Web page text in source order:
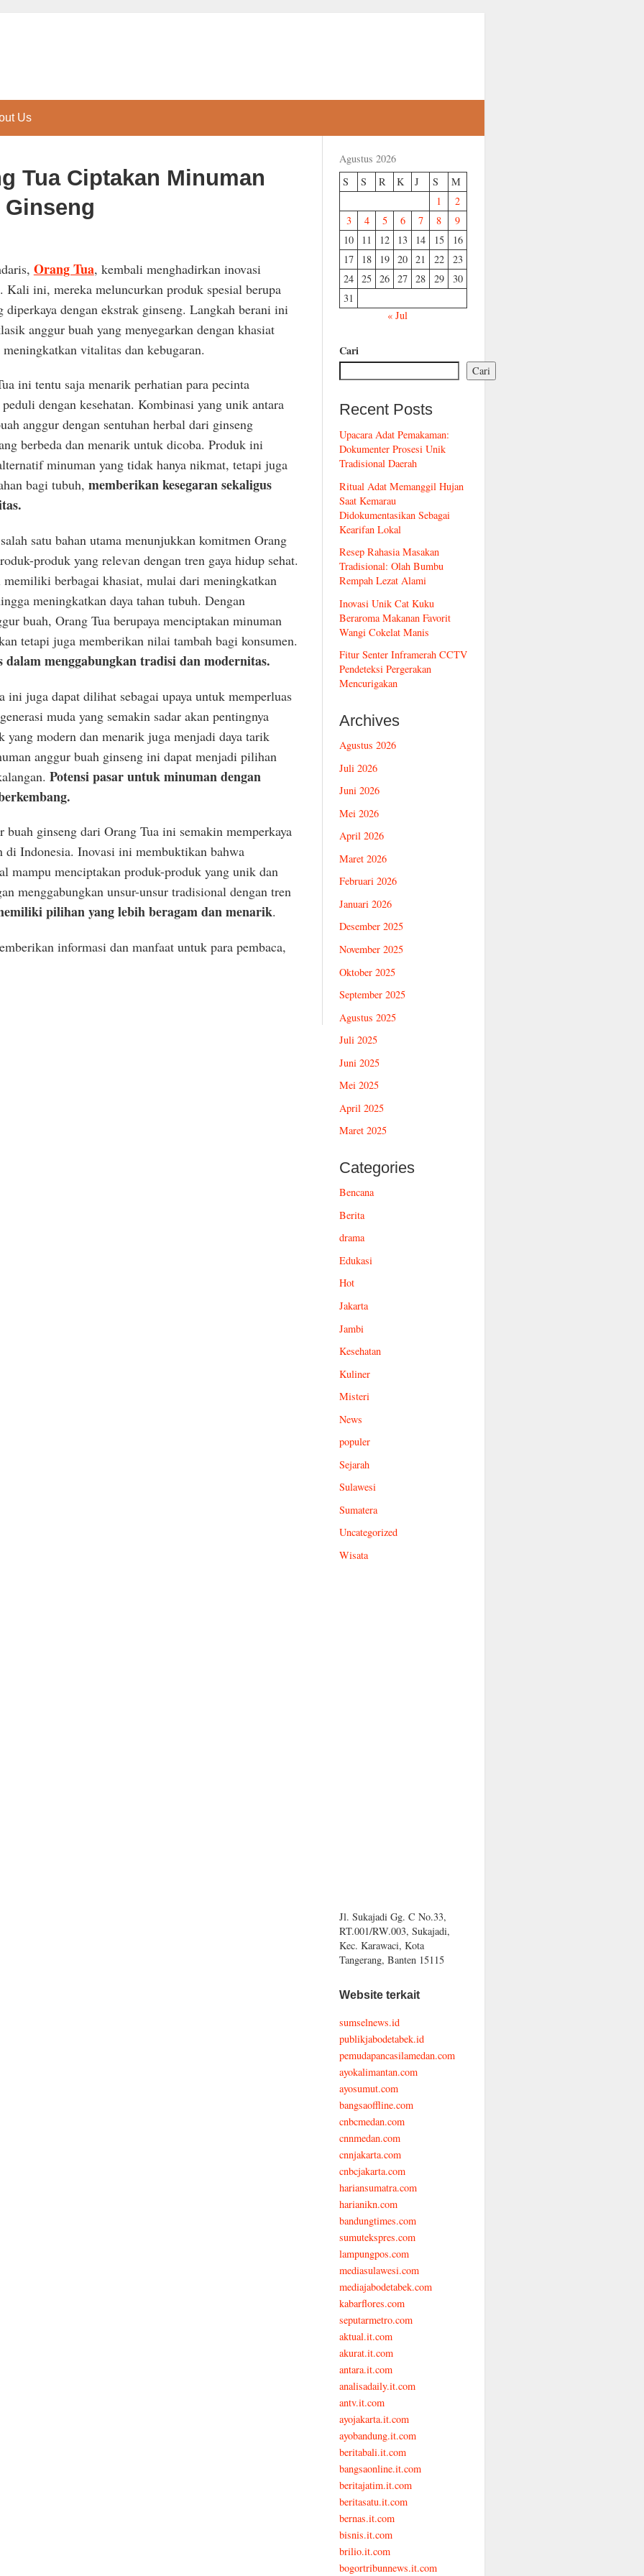
Us
Tua Ciptakan Minuman
Orang Tua, kembali menghadirkan inovasi
Kali ini, mereka meluncurkan produk spesial berupa
diperkaya dengan ekstrak ginseng. Langkah berani ini
anggur buah yang menyegarkan dengan khasiat
vitalitas dan kebugaran.
ini tentu saja menarik perhatian para pecinta
dengan kesehatan. Kombinasi yang unik antara
anggur dengan sentuhan herbal dari ginseng
berbeda dan menarik untuk dicoba. Produk ini
minuman yang tidak hanya nikmat, tetapi juga
bagi tubuh, memberikan kesegaran sekaligus
satu bahan utama menunjukkan komitmen Orang
produk yang relevan dengan tren gaya hidup sehat.
berbagai khasiat, mulai dari meningkatkan
meningkatkan daya tahan tubuh. Dengan
buah, Orang Tua berupaya menciptakan minuman
tetapi juga memberikan nilai tambah bagi konsumen.
menggabungkan tradisi dan modernitas.
ini juga dapat dilihat sebagai upaya untuk memperluas
muda yang semakin sadar akan pentingnya
yang modern dan menarik juga menjadi daya tarik
anggur buah ginseng ini dapat menjadi pilihan
Potensi pasar untuk minuman dengan
ginseng dari Orang Tua ini semakin memperkaya
di Indonesia. Inovasi ini membuktikan bahwa
mampu menciptakan produk-produk yang unik dan
menggabungkan unsur-unsur tradisional dengan tren
pilihan yang lebih beragam dan menarik.
informasi dan manfaat untuk para pembaca,
Agustus 2026
S
S R K J S
M
1
2
3
4 5 6 7 8
9
10
11 12 13 14 15
16
17
18 19 20 21 22
23
24 25 26 27 28 29
30
31
« Jul
Cari
Cari
Recent Posts
Upacara Adat Pemakaman:
Dokumenter Prosesi Unik
Tradisional Daerah
Ritual Adat Memanggil Hujan
Saat Kemarau
Didokumentasikan Sebagai
Kearifan Lokal
Resep Rahasia Masakan
Tradisional: Olah Bumbu
Rempah Lezat Alami
Inovasi Unik Cat Kuku
Beraroma Makanan Favorit
Wangi Cokelat Manis
Fitur Senter Inframerah CCTV
Pendeteksi Pergerakan
Mencurigakan
Archives
Agustus 2026
Juli 2026
Juni 2026
Mei 2026
April 2026
Maret 2026
Februari 2026
Januari 2026
Desember 2025
November 2025
Oktober 2025
September 2025
Agustus 2025
Juli 2025
Juni 2025
Mei 2025
April 2025
Maret 2025
Categories
Bencana
Berita
drama
Edukasi
Hot
Jakarta
Jambi
Kesehatan
Kuliner
Misteri
News
populer
Sejarah
Sulawesi
Sumatera
Uncategorized
Wisata
Jl. Sukajadi Gg. C No.33,
RT.001/RW.003, Sukajadi,
Kec. Karawaci, Kota
Tangerang, Banten 15115
Website terkait
sumselnews.id
publikjabodetabek.id
pemudapancasilamedan.com
ayokalimantan.com
ayosumut.com
bangsaoffline.com
cnbcmedan.com
cnnmedan.com
cnnjakarta.com
cnbcjakarta.com
hariansumatra.com
harianikn.com
bandungtimes.com
sumutekspres.com
lampungpos.com
mediasulawesi.com
mediajabodetabek.com
kabarflores.com
seputarmetro.com
aktual.it.com
akurat.it.com
antara.it.com
analisadaily.it.com
antv.it.com
ayojakarta.it.com
ayobandung.it.com
beritabali.it.com
bangsaonline.it.com
beritajatim.it.com
beritasatu.it.com
bernas.it.com
bisnis.it.com
brilio.it.com
bogortribunnews.it.com